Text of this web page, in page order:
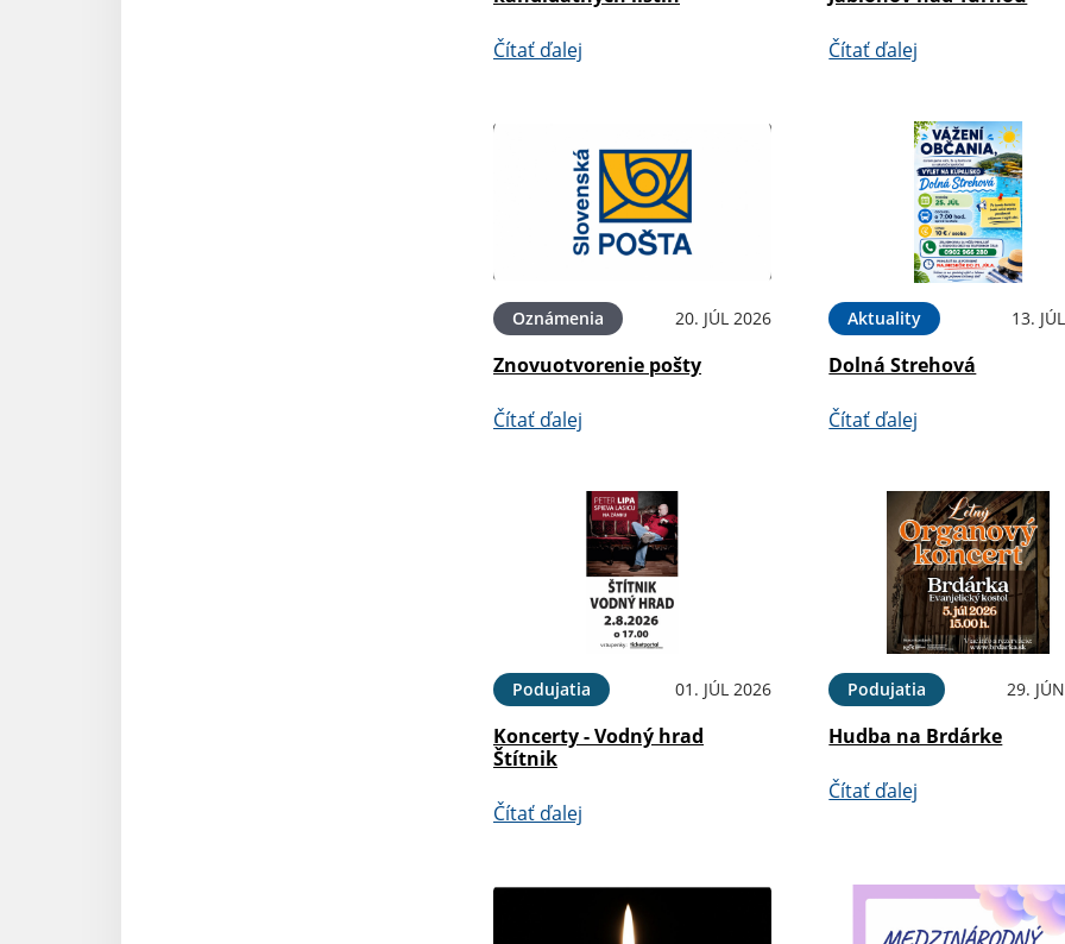
Čítať ďalej Čítať ďalej
Oznámenia 20. JÚL 2026
Znovuotvorenie pošty
Čítať ďalej
Aktuality 13.
Dolná Strehová
Čítať ďalej
Podujatia 01. JÚL 2026
Koncerty - Vodný hrad
Štítnik
Čítať ďalej
Podujatia 29.
Hudba na Brdárke
Čítať ďalej